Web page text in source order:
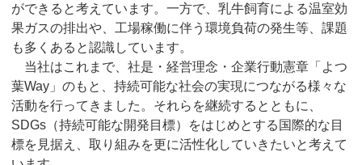
ができると考えています。一方で、乳牛飼育による温室効
果ガスの排出や、工場稼働に伴う環境負荷の発生等、課題
も多くあると認識しています。
当社はこれまで、社是・経営理念・企業行動憲章「よつ
葉Way」のもと、持続可能な社会の実現につながる様々な
活動を行ってきました。それらを継続するとともに、
SDGs（持続可能な開発目標）をはじめとする国際的な目
標を見据え、取り組みを更に活性化していきたいと考えて